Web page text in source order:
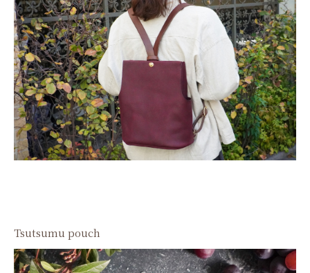
Tsutsumu pouch